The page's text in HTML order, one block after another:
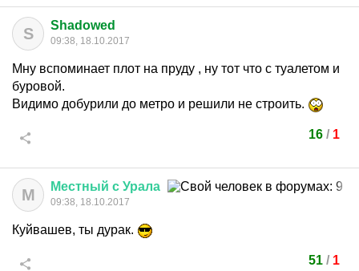
S Shadowed
09:38, 18.10.2017
Мну вспоминает плот на пруду , ну тот что с туалетом и
буровой.
Видимо добурили до метро и решили не строить.
16 / 1
М Местный с Урала
09:38, 18.10.2017
Куйвашев, ты дурак.
51 / 1